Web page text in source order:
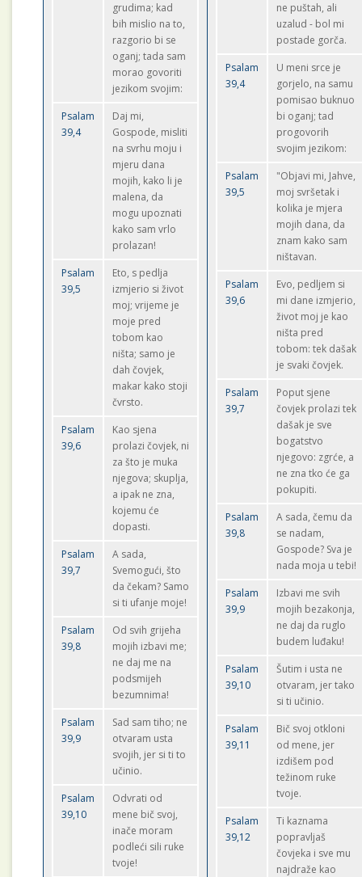
grudima; kad
bih mislio na to,
razgorio bi se
oganj; tada sam
morao govoriti
jezikom svojim:
Psalam
39,4
Daj mi,
Gospode, misliti
na svrhu moju i
mjeru dana
mojih, kako li je
malena, da
mogu upoznati
kako sam vrlo
prolazan!
Psalam
39,5
Eto, s pedlja
izmjerio si život
moj; vrijeme je
moje pred
tobom kao
ništa; samo je
dah čovjek,
makar kako stoji
čvrsto.
Psalam
39,6
Kao sjena
prolazi čovjek, ni
za što je muka
njegova; skuplja,
a ipak ne zna,
kojemu će
dopasti.
Psalam
39,7
A sada,
Svemogući, što
da čekam? Samo
si ti ufanje moje!
Psalam
39,8
Od svih grijeha
mojih izbavi me;
ne daj me na
podsmijeh
bezumnima!
Psalam
39,9
Sad sam tiho; ne
otvaram usta
svojih, jer si ti to
učinio.
Psalam
39,10
Odvrati od
mene bič svoj,
inače moram
podleći sili ruke
tvoje!
ne puštah, ali
uzalud - bol mi
postade gorča.
Psalam
39,4
U meni srce je
gorjelo, na samu
pomisao buknuo
bi oganj; tad
progovorih
svojim jezikom:
Psalam
39,5
"Objavi mi, Jahve,
moj svršetak i
kolika je mjera
mojih dana, da
znam kako sam
ništavan.
Psalam
39,6
Evo, pedljem si
mi dane izmjerio,
život moj je kao
ništa pred
tobom: tek dašak
je svaki čovjek.
Psalam
39,7
Poput sjene
čovjek prolazi tek
dašak je sve
bogatstvo
njegovo: zgrće, a
ne zna tko će ga
pokupiti.
Psalam
39,8
A sada, čemu da
se nadam,
Gospode? Sva je
nada moja u tebi!
Psalam
39,9
Izbavi me svih
mojih bezakonja,
ne daj da ruglo
budem luđaku!
Psalam
39,10
Šutim i usta ne
otvaram, jer tako
si ti učinio.
Psalam
39,11
Bič svoj otkloni
od mene, jer
izdišem pod
težinom ruke
tvoje.
Psalam
39,12
Ti kaznama
popravljaš
čovjeka i sve mu
najdraže kao